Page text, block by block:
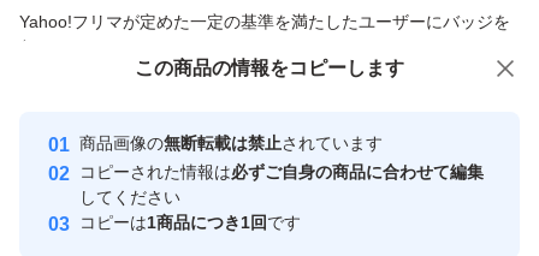
Yahoo!フリマが定めた一定の基準を満たしたユーザーにバッジを
付与しています
安心取引出品者
心・安全なユーザーです
取引実績
この商品の情報をコピーします
商品画像の無断転載は禁止されています
コピーされた情報は必ずご自身の商品に合わせて編集
してください
コピーは1商品につき1回です
この商品をみている人にオススメ